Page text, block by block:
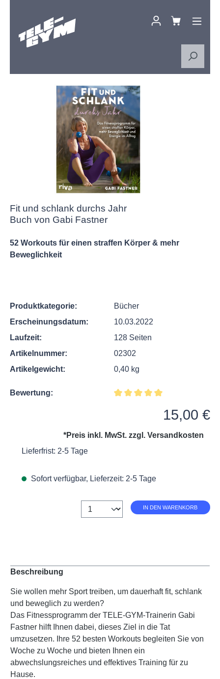
Bildergalerie überspringen
Fit und schlank durchs Jahr
Buch von Gabi Fastner
52 Workouts für einen straffen Körper & mehr
Beweglichkeit
Produktkategorie:
Bücher
Erscheinungsdatum:
10.03.2022
Laufzeit:
128 Seiten
Artikelnummer:
02302
Artikelgewicht:
0,40 kg
Bewertung:
15,00 €
*Preis inkl. MwSt. zzgl. Versandkosten
Lieferfrist: 2-5 Tage
Sofort verfügbar, Lieferzeit: 2-5 Tage
Anzahl IN DEN WARENKORB
Beschreibung
Sie wollen mehr Sport treiben, um dauerhaft fit, schlank
und beweglich zu werden?
Das Fitnessprogramm der TELE-GYM-Trainerin Gabi
Fastner hilft Ihnen dabei, dieses Ziel in die Tat
umzusetzen. Ihre 52 besten Workouts begleiten Sie von
Woche zu Woche und bieten Ihnen ein
abwechslungsreiches und effektives Training für zu
Hause.